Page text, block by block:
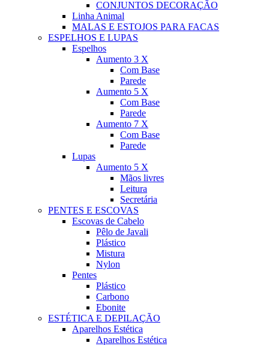
CONJUNTOS DECORAÇÃO
Linha Animal
MALAS E ESTOJOS PARA FACAS
ESPELHOS E LUPAS
Espelhos
Aumento 3 X
Com Base
Parede
Aumento 5 X
Com Base
Parede
Aumento 7 X
Com Base
Parede
Lupas
Aumento 5 X
Mãos livres
Leitura
Secretária
PENTES E ESCOVAS
Escovas de Cabelo
Pêlo de Javali
Plástico
Mistura
Nylon
Pentes
Plástico
Carbono
Ebonite
ESTÉTICA E DEPILAÇÃO
Aparelhos Estética
Aparelhos Estética